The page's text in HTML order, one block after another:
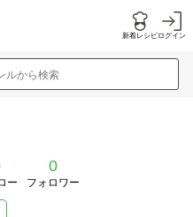
新着レシピログイン
ルから検索
ー
0
フォロワー